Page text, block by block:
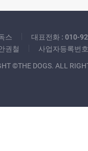
스
대표전화 : 010-
권철
사업자등록번
©THE DOGS. ALL